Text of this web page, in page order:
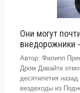
Они могут
внедорожники
Автор: Филипп
Дром Давайте
десятилетия
вездеходы из